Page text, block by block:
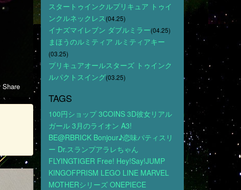
Share
スタートゥインクルプリキュア トゥイ
ンクルネックレス(04.25)
イナズマイレブン ダブルミラー(04.25)
まほうのルミティア ルミティアキー
(03.25)
プリキュアオールスターズ トゥインク
ルパクトスイング(03.25)
TAGS
100円ショップ 3COINS 3D彼女リアル
ガール 3月のライオン A3!
BE@RBRICK Bonjour♪恋味パティスリ
ー Dr.スランプアラレちゃん
FLYINGTIGER Free! Hey!Say!JUMP
KINGOFPRISM LEGO LINE MARVEL
MOTHERシリーズ ONEPIECE